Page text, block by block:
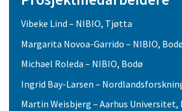
Vibeke Lind – NIBIO, Tjøtta
Margarita Novoa-Garrido – NIBIO,
Michael Roleda – NIBIO, Bodø
Ingrid Bay-Larsen –
Martin Weisbjerg – Aarhus Universitet,